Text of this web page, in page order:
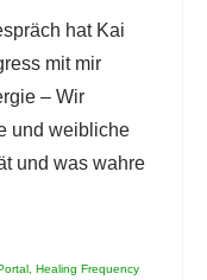
hat Kai
mit mir
– Wir
und weibliche
und was wahre
Healing Frequency